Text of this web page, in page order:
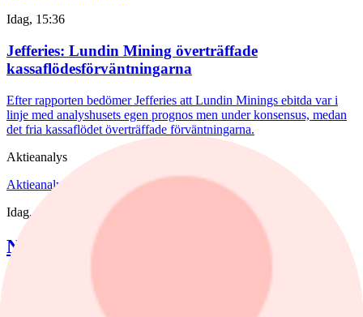
Idag, 15:36
Jefferies: Lundin Mining överträffade
kassaflödesförväntningarna
Efter rapporten bedömer Jefferies att Lundin Minings ebitda var i
linje med analyshusets egen prognos men under konsensus, medan
det fria kassaflödet överträffade förväntningarna.
Aktieanalys
Aktieanalys
Idag, 15:55
Nederman: Vändning i sikte?
Det är bara delvis befogat av den tuffa marknaden.